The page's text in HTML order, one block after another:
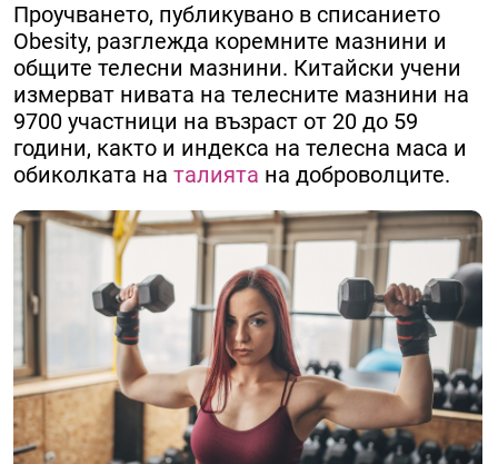
Проучването, публикувано в списанието
Obesity, разглежда коремните мазнини и
общите телесни мазнини. Китайски учени
измерват нивата на телесните мазнини на
9700 участници на възраст от 20 до 59
години, както и индекса на телесна маса и
обиколката на талията на доброволците.